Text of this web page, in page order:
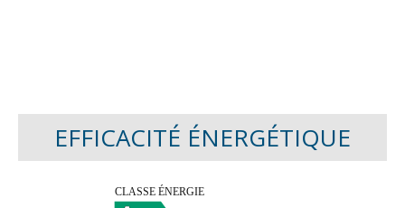
EFFICACITÉ ÉNERGÉTIQUE